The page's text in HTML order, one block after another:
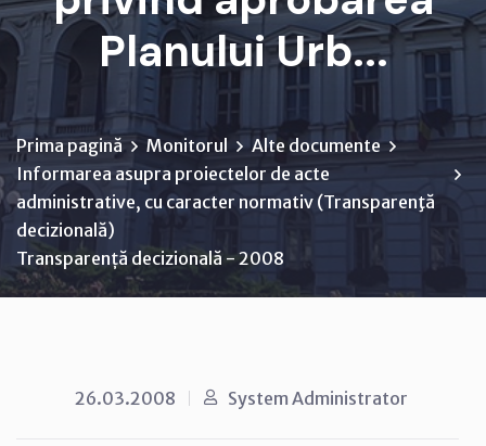
Planului Urb...
Prima pagină Monitorul
Alte documente
Informarea asupra proiectelor de acte
administrative, cu caracter normativ (Transparenţă
decizională)
Transparență decizională - 2008
26.03.2008 System Administrator